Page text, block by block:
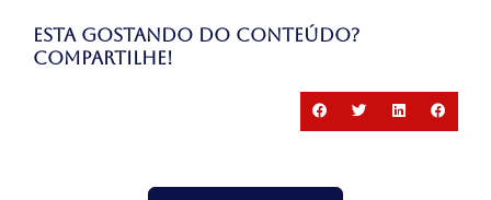
Esta gostando do conteúdo?
Compartilhe!